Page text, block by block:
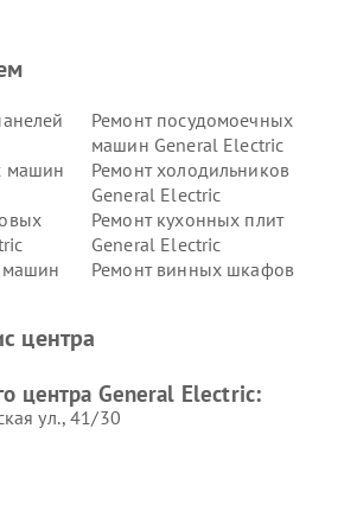
Ремонт посудомоечных
машин General Electric
машин
Ремонт холодильников
General Electric
Ремонт кухонных плит
General Electric
машин
Ремонт винных шкафов
General Electric
центра
центра General Electric:
ул., 41/30